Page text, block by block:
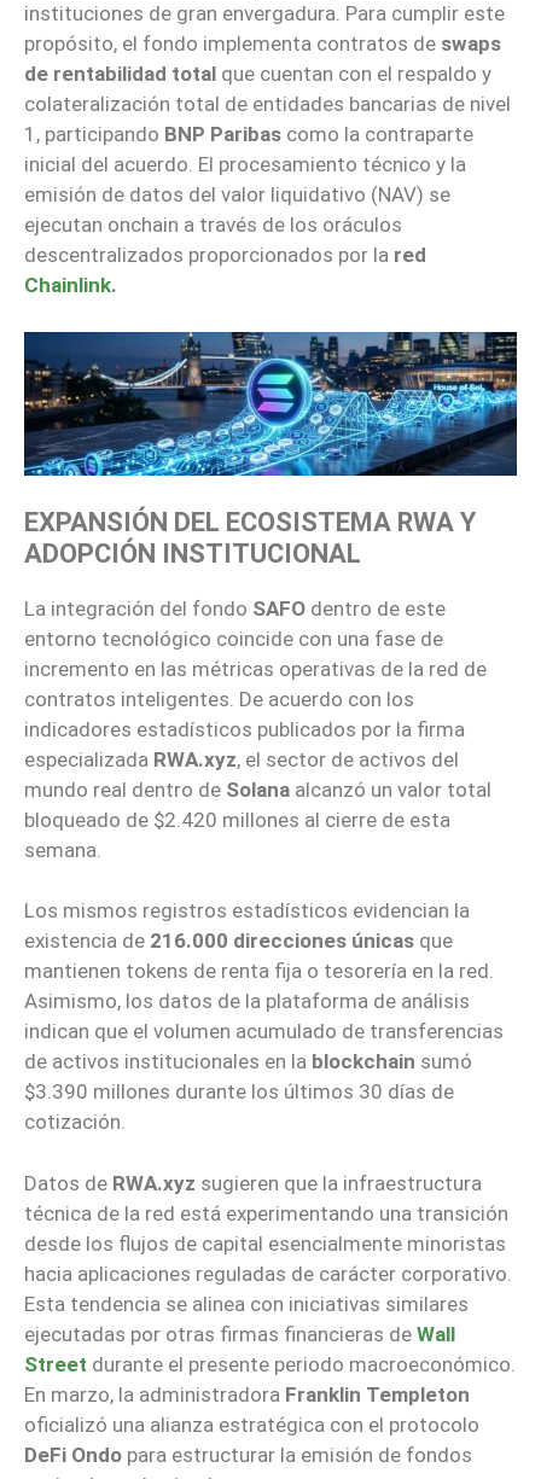
instituciones de gran envergadura. Para cumplir este
propósito, el fondo implementa contratos de swaps
de rentabilidad total que cuentan con el respaldo y
colateralización total de entidades bancarias de nivel
1, participando BNP Paribas como la contraparte
inicial del acuerdo. El procesamiento técnico y la
emisión de datos del valor liquidativo (NAV) se
ejecutan onchain a través de los oráculos
descentralizados proporcionados por la red
Chainlink.
EXPANSIÓN DEL ECOSISTEMA RWA Y
ADOPCIÓN INSTITUCIONAL
La integración del fondo SAFO dentro de este
entorno tecnológico coincide con una fase de
incremento en las métricas operativas de la red de
contratos inteligentes. De acuerdo con los
indicadores estadísticos publicados por la firma
especializada RWA.xyz, el sector de activos del
mundo real dentro de Solana alcanzó un valor total
bloqueado de $2.420 millones al cierre de esta
semana.
Los mismos registros estadísticos evidencian la
existencia de 216.000 direcciones únicas que
mantienen tokens de renta fija o tesorería en la red.
Asimismo, los datos de la plataforma de análisis
indican que el volumen acumulado de transferencias
de activos institucionales en la blockchain sumó
$3.390 millones durante los últimos 30 días de
cotización.
Datos de RWA.xyz sugieren que la infraestructura
técnica de la red está experimentando una transición
desde los flujos de capital esencialmente minoristas
hacia aplicaciones reguladas de carácter corporativo.
Esta tendencia se alinea con iniciativas similares
ejecutadas por otras firmas financieras de Wall
Street durante el presente periodo macroeconómico.
En marzo, la administradora Franklin Templeton
oficializó una alianza estratégica con el protocolo
DeFi Ondo para estructurar la emisión de fondos